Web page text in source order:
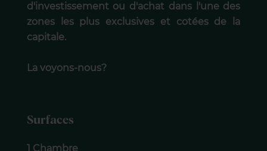
d'investissement ou d'achat dans l'une des
zones les plus exclusives et cotées de la
capitale.
La voyons-nous?
Surfaces
1 Chambre